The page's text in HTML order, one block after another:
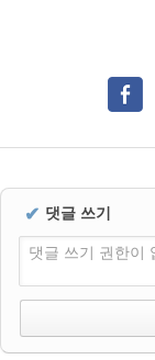
✔ 댓글 쓰기
댓글 쓰기 권한이